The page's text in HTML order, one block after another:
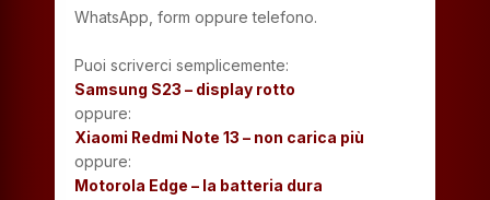
WhatsApp, form oppure telefono.
Puoi scriverci semplicemente:
Samsung S23 – display rotto
oppure:
Xiaomi Redmi Note 13 – non carica più
oppure:
Motorola Edge – la batteria dura